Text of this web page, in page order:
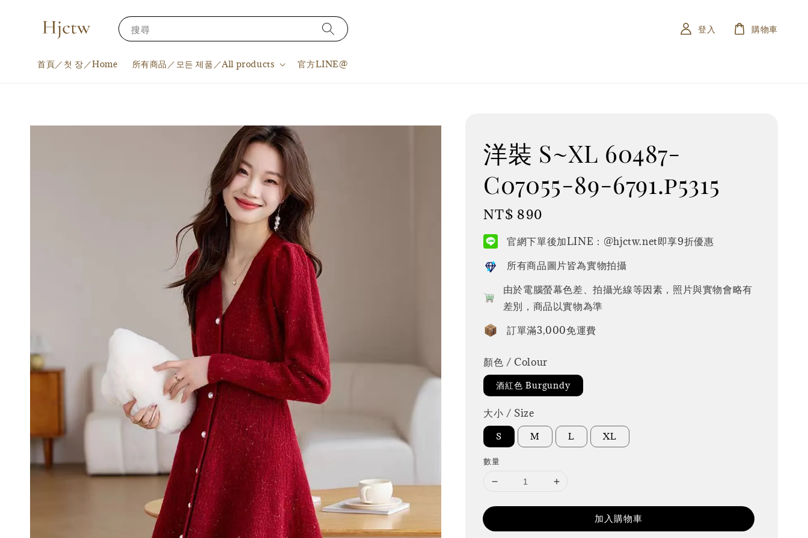
搜尋
首頁／첫 장／Home 所有商品／모든 제품／All products 官方LINE@
登入 購物車
洋裝 S~XL 60487-
C07055-89-6791.p5315
Regular
price
NT$ 890
官網下單後加LINE：@hjctw.net即享9折優惠
所有商品圖片皆為實物拍攝
由於電腦螢幕色差、拍攝光線等因素，照片與實物會略有
差別，商品以實物為準
訂單滿3,000免運費
顏色 / Colour
酒紅色 Burgundy
大小 / Size
S M L XL
數量
加入購物車